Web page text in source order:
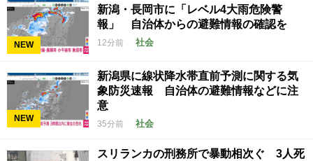
NEW
新潟・長岡市に「レベル4大雨危険警
報」 自治体からの避難情報の確認を
12分前 社会
NEW
新潟県に線状降水帯直前予測に関する気
象防災速報 自治体の避難情報などに注
意
35分前 社会
スリランカの刑務所で暴動相次ぐ 3人死